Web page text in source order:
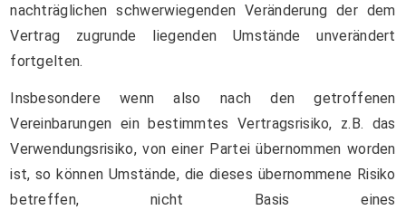
nachträglichen schwerwiegenden Veränderung der dem
Vertrag zugrunde liegenden Umstände unverändert
fortgelten.
Insbesondere wenn also nach den getroffenen
Vereinbarungen ein bestimmtes Vertragsrisiko, z.B. das
Verwendungsrisiko, von einer Partei übernommen worden
ist, so können Umstände, die dieses übernommene Risiko
betreffen, nicht Basis eines